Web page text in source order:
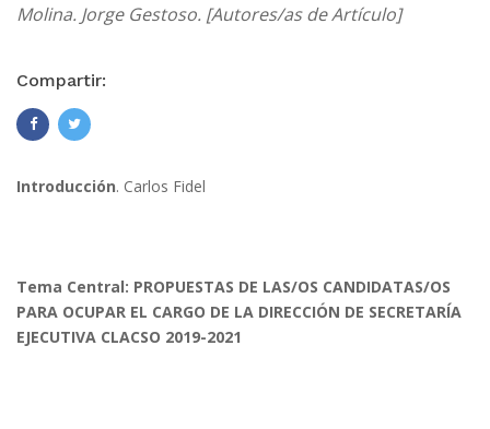
Molina. Jorge Gestoso. [Autores/as de Artículo]
Compartir:
Introducción. Carlos Fidel
Tema Central: PROPUESTAS DE LAS/OS CANDIDATAS/OS
PARA OCUPAR EL CARGO DE LA DIRECCIÓN DE SECRETARÍA
EJECUTIVA CLACSO 2019-2021